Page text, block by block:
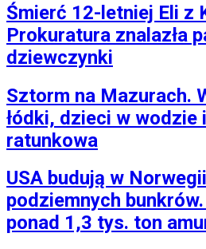
Śmierć 12-letniej Eli z
Prokuratura znalazła
dziewczynki
Sztorm na Mazurach.
łódki, dzieci w wodzie
ratunkowa
USA budują w
podziemnych
ponad 1,3 tys. ton